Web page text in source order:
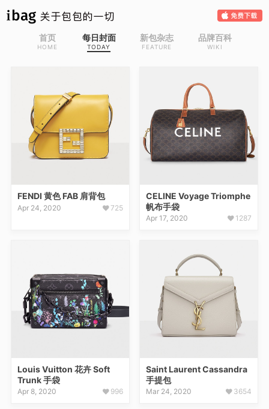
首页
HOME
每日封面
TODAY
新包杂志
FEATURE
品牌百科
WIKI
FENDI 黄色 FAB 肩背包
Apr 24, 2020 725
CELINE Voyage Triomphe
帆布手袋
Apr 17, 2020 1287
Louis Vuitton 花卉 Soft
Trunk 手袋
Apr 8, 2020 996
Saint Laurent Cassandra
手提包
Mar 24, 2020 3654